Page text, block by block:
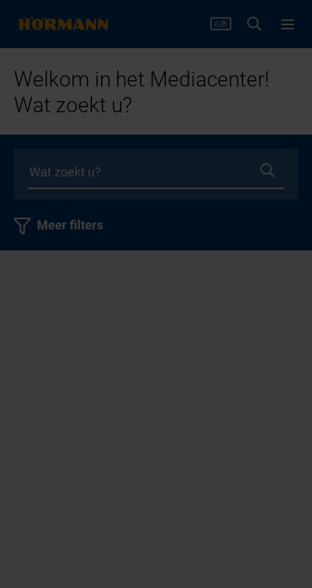
Welkom in het Mediacenter!
Wat zoekt u?
Meer filters